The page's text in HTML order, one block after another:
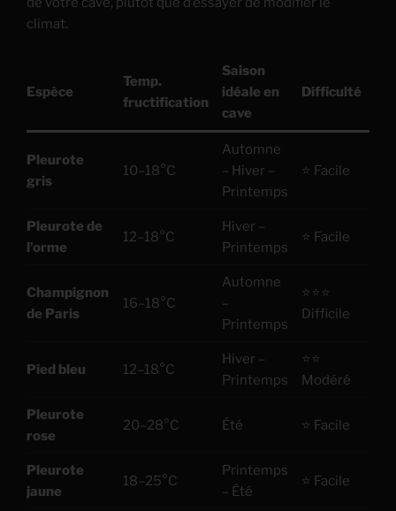
climat.
Espèce
Temp.
fructification
Saison
idéale en
cave
Difficulté
Pleurote
gris
10–18°C
Automne
– Hiver –
Printemps
⭐ Facile
Pleurote de
l’orme
12–18°C
Hiver –
Printemps
⭐ Facile
Champignon
de Paris
16–18°C
Automne
–
Printemps
⭐⭐⭐
Difficile
Pied bleu 12–18°C
Hiver –
Printemps
⭐⭐
Modéré
Pleurote
rose
20–28°C Été ⭐ Facile
Pleurote
jaune
18–25°C
Printemps
– Été
⭐ Facile